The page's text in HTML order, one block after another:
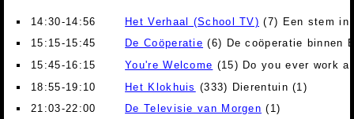
14:30-14:56 Het Verhaal (School TV) (7) Een stem in
15:15-15:45
De Coöperatie (6) De coöperatie binnen
15:45-16:15
You're Welcome (15) Do you ever work
18:55-19:10
Het Klokhuis (333) Dierentuin (1)
21:03-22:00
De Televisie van Morgen (1)